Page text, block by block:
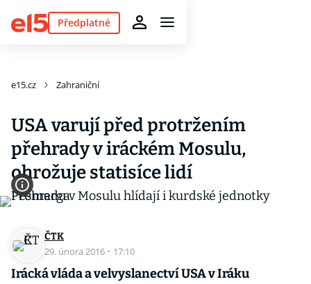
Předplatné
e15.cz Zahraniční
USA varují před protržením
přehrady v iráckém Mosulu,
ohrožuje statisíce lidí
ČTK
29. února 2016 · 17:10
Irácká vláda a velvyslanectví USA v Iráku